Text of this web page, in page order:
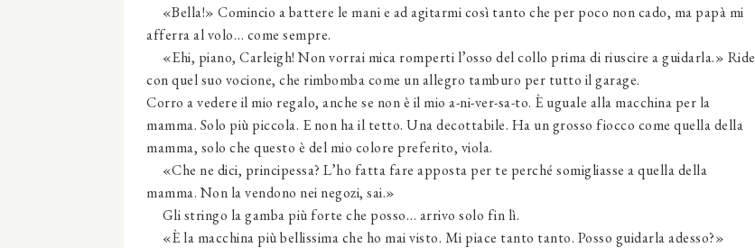
«Bella!» Comincio a battere le mani e ad agitarmi così tanto che per poco non cado, ma papà mi
afferra al volo… come sempre.
«Ehi, piano, Carleigh! Non vorrai mica romperti l’osso del collo prima di riuscire a guidarla.» Ride
con quel suo vocione, che rimbomba come un allegro tamburo per tutto il garage.
Corro a vedere il mio regalo, anche se non è il mio a-ni-ver-sa-to. È uguale alla macchina per la
mamma. Solo più piccola. E non ha il tetto. Una decottabile. Ha un grosso fiocco come quella della
mamma, solo che questo è del mio colore preferito, viola.
«Che ne dici, principessa? L’ho fatta fare apposta per te perché somigliasse a quella della
mamma. Non la vendono nei negozi, sai.»
Gli stringo la gamba più forte che posso… arrivo solo fin lì.
«È la macchina più bellissima che ho mai visto. Mi piace tanto tanto. Posso guidarla adesso?»